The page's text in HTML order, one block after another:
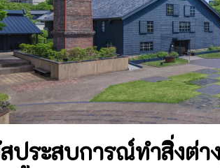
ประสบการณ์ทำสิ่งต่าง